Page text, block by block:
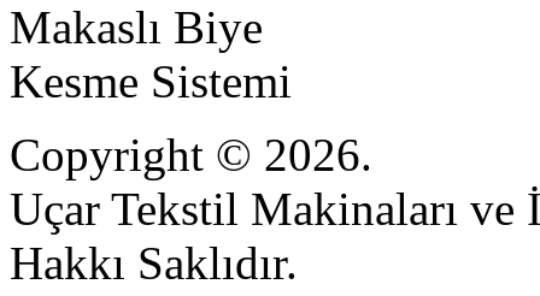
Copyright © 2026.
Uçar Tekstil Makinaları ve
Hakkı Saklıdır.